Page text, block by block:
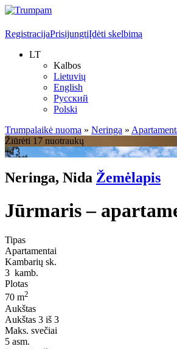
RegistracijaPrisijungtiĮdėti skelbimą
LT
Kalbos
Lietuvių
English
Русский
Polski
Trumpalaikė nuoma » Neringa »
Žiūrėti 17 nuotraukų
+13
Neringa, Nida Žemėlapis
Jūrmaris –
Tipas
Apartamentai
Kambarių sk.
3 kamb.
Plotas
70 m2
Aukštas
Aukštas 3 iš 3
Maks. svečiai
5 asm.